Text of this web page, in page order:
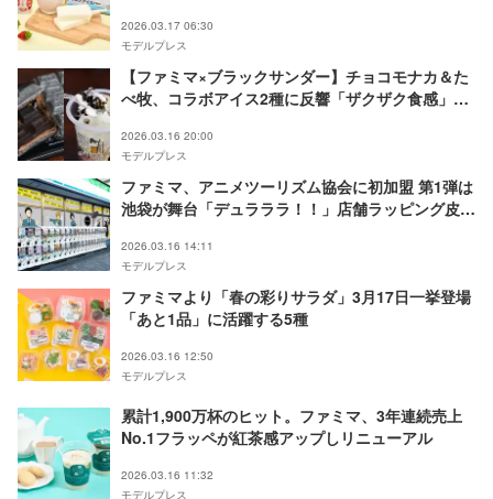
2026.03.17 06:30
モデルプレス
【ファミマ×ブラックサンダー】チョコモナカ＆た
べ牧、コラボアイス2種に反響「ザクザク食感」
2026.03.16 20:00
モデルプレス
ファミマ、アニメツーリズム協会に初加盟 第1弾は
池袋が舞台「デュラララ！！」店舗ラッピング皮切
2026.03.16 14:11
モデルプレス
ファミマより「春の彩りサラダ」3月17日一挙登場
「あと1品」に活躍する5種
2026.03.16 12:50
モデルプレス
累計1,900万杯のヒット。ファミマ、3年連続売上
No.1フラッペが紅茶感アップしリニューアル
2026.03.16 11:32
モデルプレス